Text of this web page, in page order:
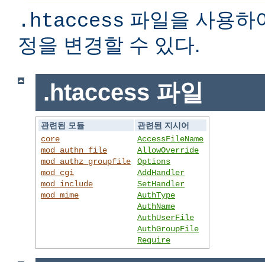
.htaccess 파일을 사용하
정을 변경할 수 있다.
.htaccess 파일
관련된 모듈
관련된 지시어
core
mod_authn_file
mod_authz_groupfile
mod_cgi
mod_include
mod_mime
AccessFileName
AllowOverride
Options
AddHandler
SetHandler
AuthType
AuthName
AuthUserFile
AuthGroupFile
Require